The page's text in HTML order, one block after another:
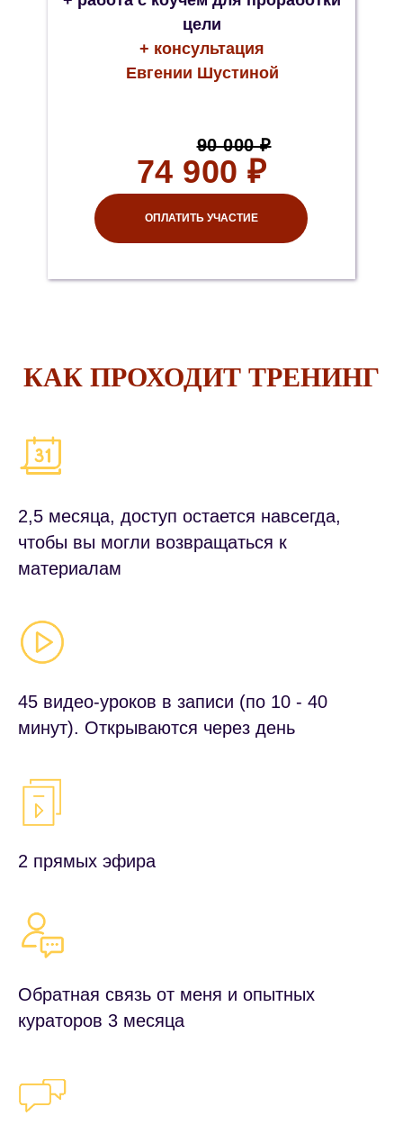
74 900 ₽
ОПЛАТИТЬ УЧАСТИЕ
цели
+ консультация
Евгении Шустиной
90 000 ₽
КАК ПРОХОДИТ ТРЕНИНГ
2,5 месяца, доступ остается навсегда,
чтобы вы могли возвращаться к
материалам
45 видео-уроков в записи (по 10 - 40
минут). Открываются через день
2 прямых эфира
Обратная связь от меня и опытных
кураторов 3 месяца